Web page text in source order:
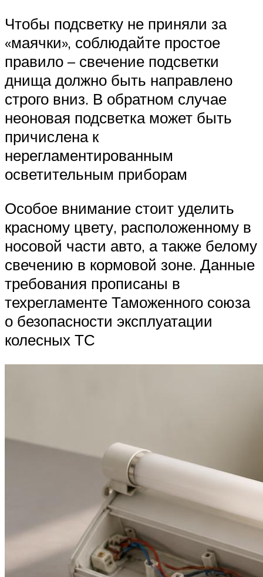
Чтобы подсветку не приняли за
«маячки», соблюдайте простое
правило – свечение подсветки
днища должно быть направлено
строго вниз. В обратном случае
неоновая подсветка может быть
причислена к
нерегламентированным
осветительным приборам
Особое внимание стоит уделить
красному цвету, расположенному в
носовой части авто, а также белому
свечению в кормовой зоне. Данные
требования прописаны в
техрегламенте Таможенного союза
о безопасности эксплуатации
колесных ТС